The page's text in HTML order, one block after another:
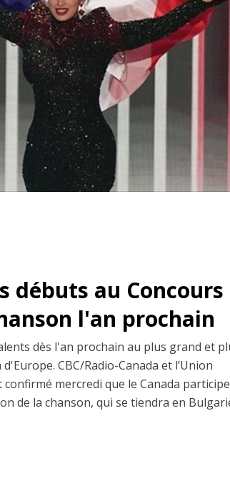
débuts au Concours
l'an prochain
dès l'an prochain au plus grand et
CBC/Radio-Canada et l’Union
mercredi que le Canada
de la chanson, qui se tiendra en